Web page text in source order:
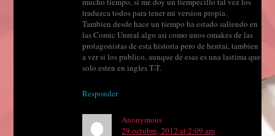
traduzca todos para tener mi version propia.
Tambien desde hace un tiempo ha estado saliendo en
las Comic Unreal algo asi como unos omakes de las
protagonistas de esta historia pero de hentai, tambien
a ver si los publico, aunque de esas es una lastima que
solo esten en ingles T-T.
Responder
Anonymous
29 octubre, 2012 at 2:09 am